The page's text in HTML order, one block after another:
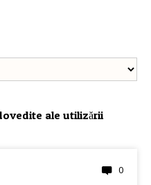
ale utilizării
0